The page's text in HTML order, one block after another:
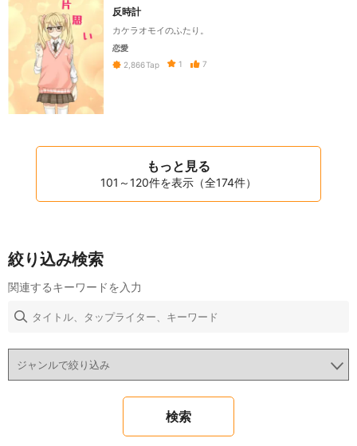
反時計
カケラオモイのふたり。
恋愛
2,866Tap 1 7
もっと見る
101～120件を表示（全174件）
絞り込み検索
関連するキーワードを入力